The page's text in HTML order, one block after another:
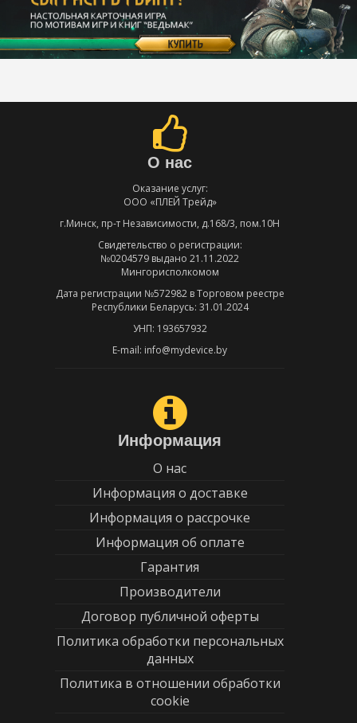
О нас
Оказание услуг:
ООО «ПЛЕЙ Трейд»
г.Минск, пр-т Независимости, д.168/3, пом.10Н
Свидетельство о регистрации:
№0204579 выдано 21.11.2022
Мингорисполкомом
Дата регистрации №572982 в Торговом реестре
Республики Беларусь: 31.01.2024
УНП: 193657932
E-mail: info@mydevice.by
Информация
О нас
Информация о доставке
Информация о рассрочке
Информация об оплате
Гарантия
Производители
Договор публичной оферты
Политика обработки персональных
данных
Политика в отношении обработки
cookie